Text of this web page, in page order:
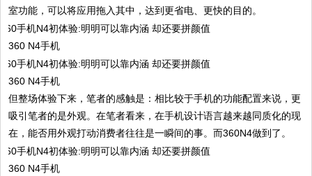
室功能，可以将应用拖入其中，达到更省电、更快的目的。
360 N4手机
360 N4手机
但整场体验下来，笔者的感触是：相比较于手机的功能配置来说，更
吸引笔者的是外观。在笔者看来，在手机设计语言越来越同质化的现
在，能否用外观打动消费者往往是一瞬间的事。而360N4做到了。
360 N4手机